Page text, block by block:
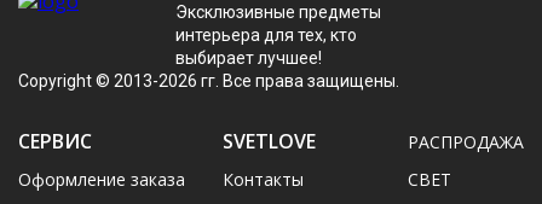
Эксклюзивные предметы
интерьера для тех, кто
выбирает лучшее!
Copyright © 2013-2026 гг. Все права защищены.
СЕРВИС
Оформление заказа
SVETLOVE
Контакты
РАСПРОДАЖА
CВЕТ